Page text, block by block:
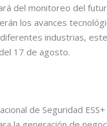
del monitoreo del
los avances
industrias,
17 de agosto.
de Seguridad